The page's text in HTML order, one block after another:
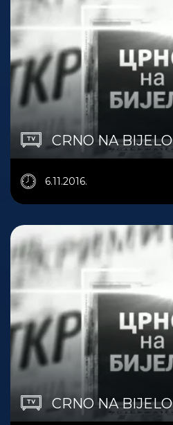
CRNO NA BIJELO
6.11.2016.
CRNO NA BIJELO